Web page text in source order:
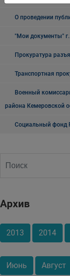
О проведении
"Мои документы"
Прокуратура
Транспортная
Военный
района Кемеровской
Социальный фонд
Архив
2013 2014
Июнь Август